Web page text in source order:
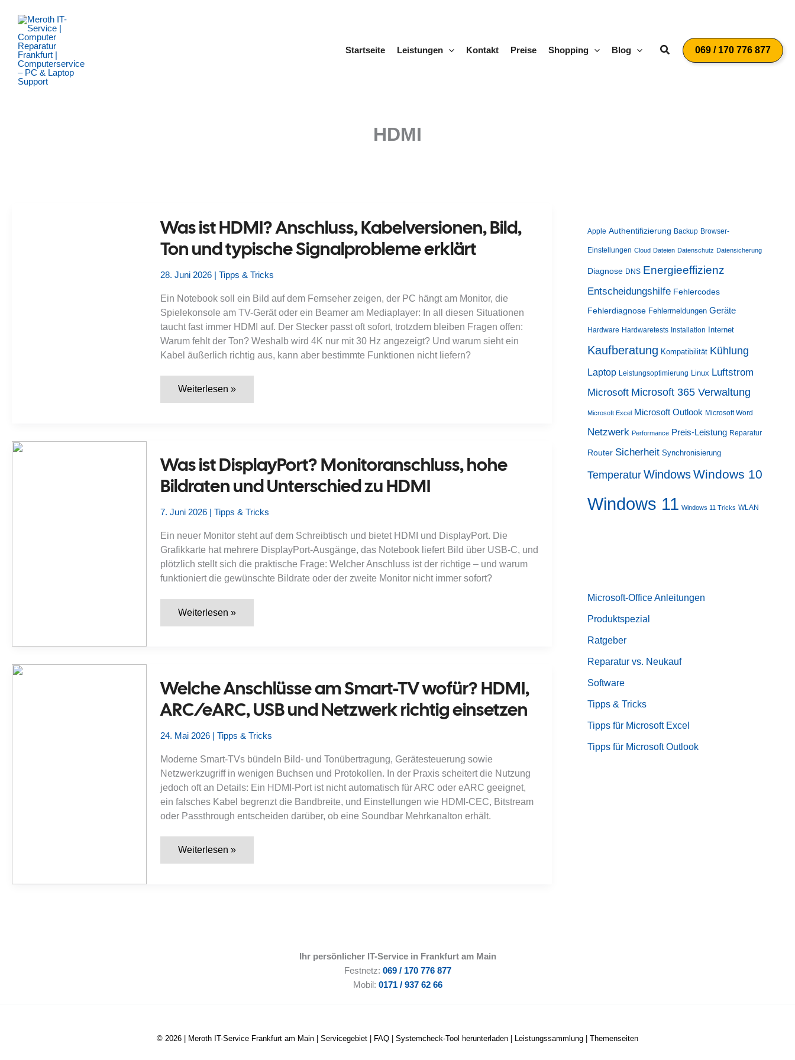
Inhalt
springen
Startseite
Leistungen Kontakt Preise Shopping Blog Suchen069 / 170 776 877
HDMI
Was ist HDMI? Anschluss, Kabelversionen, Bild,
Ton und typische Signalprobleme erklärt
28. Juni 2026 | Tipps & Tricks
Ein Notebook soll ein Bild auf dem Fernseher zeigen, der PC hängt am Monitor, die
Spielekonsole am TV-Gerät oder ein Beamer am Mediaplayer: In all diesen Situationen
taucht fast immer HDMI auf. Der Stecker passt oft sofort, trotzdem bleiben Fragen offen:
Warum fehlt der Ton? Weshalb wird 4K nur mit 30 Hz angezeigt? Und warum sieht ein
Kabel äußerlich richtig aus, kann aber bestimmte Funktionen nicht liefern?
Was
typische
Signalprobleme
erklärt
Weiterlesen »
Was ist DisplayPort? Monitoranschluss, hohe
Bildraten und Unterschied zu HDMI
7. Juni 2026 | Tipps & Tricks
Ein neuer Monitor steht auf dem Schreibtisch und bietet HDMI und DisplayPort. Die
Grafikkarte hat mehrere DisplayPort-Ausgänge, das Notebook liefert Bild über USB-C, und
plötzlich stellt sich die praktische Frage: Welcher Anschluss ist der richtige – und warum
funktioniert die gewünschte Bildrate oder der zweite Monitor nicht immer sofort?
Was
zu
HDMI
Weiterlesen »
Welche Anschlüsse am Smart-TV wofür? HDMI,
ARC/eARC, USB und Netzwerk richtig einsetzen
24. Mai 2026 | Tipps & Tricks
Moderne Smart-TVs bündeln Bild- und Tonübertragung, Gerätesteuerung sowie
Netzwerkzugriff in wenigen Buchsen und Protokollen. In der Praxis scheitert die Nutzung
jedoch oft an Details: Ein HDMI-Port ist nicht automatisch für ARC oder eARC geeignet,
ein falsches Kabel begrenzt die Bandbreite, und Einstellungen wie HDMI-CEC, Bitstream
oder Passthrough entscheiden darüber, ob eine Soundbar Mehrkanalton erhält.
Welche
Weiterlesen »
Apple Authentifizierung Backup Browser-
Einstellungen Cloud Dateien Datenschutz Datensicherung
Diagnose DNS Energieeffizienz
Entscheidungshilfe Fehlercodes
Fehlerdiagnose Fehlermeldungen Geräte
Hardware Hardwaretests Installation Internet
Kaufberatung Kompatibilität Kühlung
Laptop Leistungsoptimierung Linux Luftstrom
Microsoft Microsoft 365 Verwaltung
Microsoft Excel Microsoft Outlook Microsoft Word
Netzwerk Performance Preis-Leistung Reparatur
Router Sicherheit Synchronisierung
Temperatur WindowsWindows 10
Windows 11 Windows 11 Tricks WLAN
Microsoft-Office Anleitungen
Produktspezial
Ratgeber
Reparatur vs. Neukauf
Software
Tipps & Tricks
Tipps für Microsoft Excel
Tipps für Microsoft Outlook
Ihr persönlicher IT-Service in Frankfurt am Main
Festnetz: 069 / 170 776 877
Mobil: 0171 / 937 62 66
© 2026 | Meroth IT-Service Frankfurt am Main Servicegebiet FAQ Systemcheck-Tool herunterladen Leistungssammlung Themenseiten